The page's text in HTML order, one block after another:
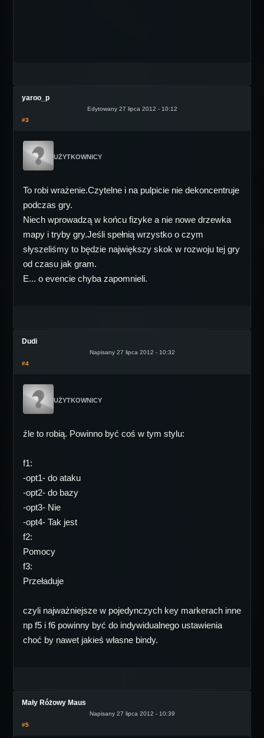
yaroo_p
Edytowany 27 lipca 2012 - 10:12
#3
UŻYTKOWNICY
To robi wrażenie.Czytelne i na pulpicie nie dekoncentruje
podczas gry.
Niech wprowadzą w końcu fizyke a nie nowe drzewka
mapy i tryby gry.Jeśli spełnią wrzystko o czym
słyszeliśmy to będzie największy skok w rozwoju tej gry
od czasu jak gram.
E... o evencie chyba zapomnieli.
Dudi
Napisany 27 lipca 2012 - 10:32
#4
UŻYTKOWNICY
źle to robią. Powinno być coś w tym stylu:
f1:
-opt1- do ataku
-opt2- do bazy
-opt3- Nie
-opt4- Tak jest
f2:
Pomocy
f3:
Przeładuje
czyli najważniejsze w pojedynczych key markerach inne
np f5 i f6 powinny być do indywidualnego ustawienia
choć by nawet jakieś własne bindy.
Mały Różowy Maus
Napisany 27 lipca 2012 - 10:39
#5